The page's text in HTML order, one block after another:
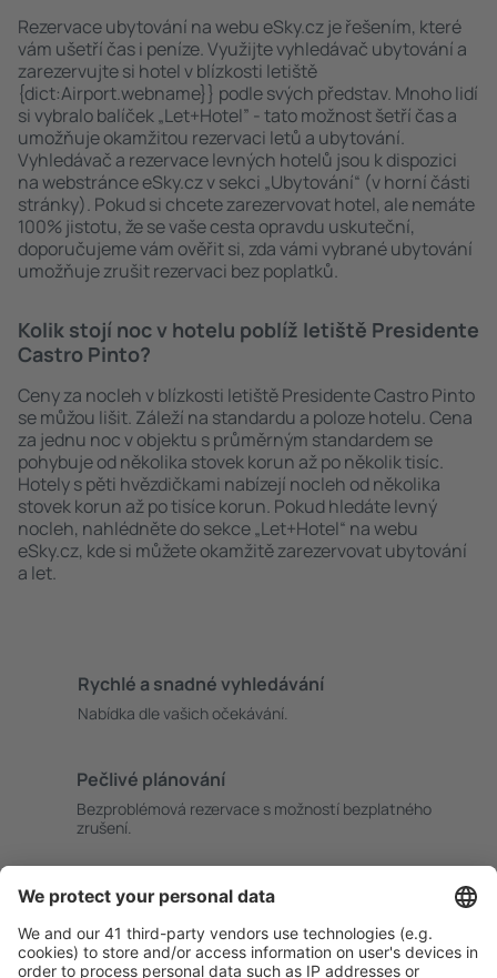
Rezervace ubytování na webu eSky.cz je řešením, které
vám ušetří čas i peníze. Využijte vyhledávač ubytování a
zarezervujte si hotel v blízkosti letiště
{dict:Airport.webname}} podle svých představ. Mnoho lidí
si vybralo balíček „Let+Hotel” - tato možnost šetří čas a
umožňuje okamžitou rezervaci letů a ubytování.
Vyhledávač a rezervace levných hotelů jsou k dispozici
na webstránce eSky.cz v sekci „Ubytování“ (v horní části
stránky). Pokud si chcete zarezervovat hotel, ale nemáte
100% jistotu, že se vaše cesta opravdu uskuteční,
doporučujeme vám ověřit si, zda vámi vybrané ubytování
umožňuje zrušit rezervaci bez poplatků.
Kolik stojí noc v hotelu poblíž letiště Presidente
Castro Pinto?
Ceny za nocleh v blízkosti letiště Presidente Castro Pinto
se můžou lišit. Záleží na standardu a poloze hotelu. Cena
za jednu noc v objektu s průměrným standardem se
pohybuje od několika stovek korun až po několik tisíc.
Hotely s pěti hvězdičkami nabízejí nocleh od několika
stovek korun až po tisíce korun. Pokud hledáte levný
nocleh, nahlédněte do sekce „Let+Hotel“ na webu
eSky.cz, kde si můžete okamžitě zarezervovat ubytování
a let.
Rychlé a snadné vyhledávání
Nabídka dle vašich očekávání.
Pečlivé plánování
Bezproblémová rezervace s možností bezplatného
zrušení.
Atraktivní ceny a speciální nabídky pro přihlášené
uživatele.